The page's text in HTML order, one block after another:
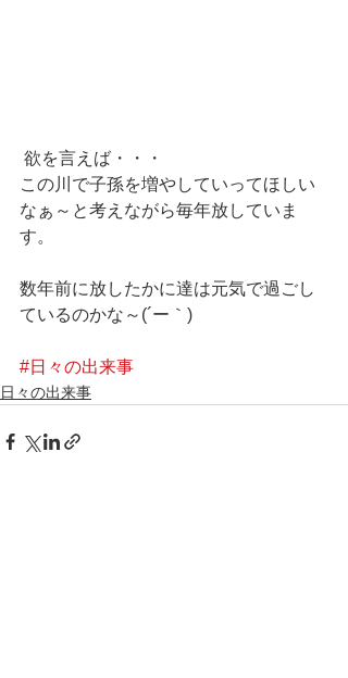
欲を言えば・・・
この川で子孫を増やしていってほしい
なぁ～と考えながら毎年放していま
す。
数年前に放したかに達は元気で過ごし
ているのかな～(´ー｀)
#日々の出来事
日々の出来事